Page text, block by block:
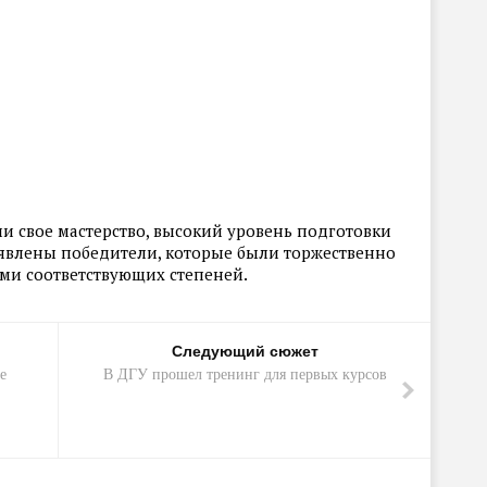
свое мастерство, высокий уровень подготовки
победители, которые были торжественно
соответствующих степеней.
Следующий сюжет
В ДГУ прошел тренинг для первых курсов